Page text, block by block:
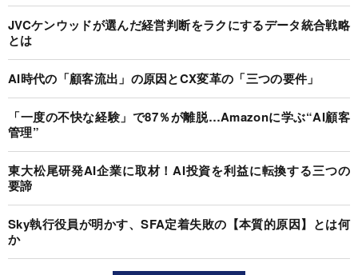
JVCケンウッドが選んだ経営判断をラクにするデータ統合戦略
とは
AI時代の「顧客流出」の原因とCX変革の「三つの要件」
「一度の不快な経験」で87％が離脱…Amazonに学ぶ“AI顧客
管理”
東大松尾研発AI企業に取材！AI投資を利益に転換する三つの
要諦
Sky執行役員が明かす、SFA定着失敗の【本質的原因】とは何
か